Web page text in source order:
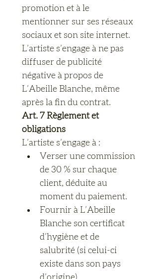
promotion et à le
mentionner sur ses réseaux
sociaux et son site internet.
L’artiste s’engage à ne pas
diffuser de publicité
négative à propos de
L’Abeille Blanche, même
après la fin du contrat.
Art. 7 Règlement et
obligations
L’artiste s’engage à :
Verser une commission
de 30 % sur chaque
client, déduite au
moment du paiement.
Fournir à L’Abeille
Blanche son certificat
d’hygiène et de
salubrité (si celui-ci
existe dans son pays